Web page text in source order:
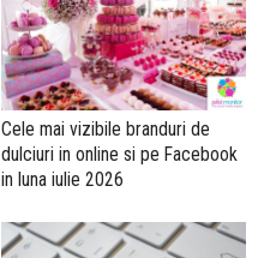
Cele mai vizibile branduri de
dulciuri in online si pe Facebook
in luna iulie 2026